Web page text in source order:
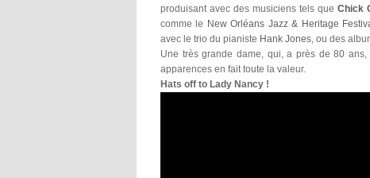
produisant avec des musiciens tels que Chick
comme le New Orléans Jazz & Heritage
avec le trio du pianiste Hank Jones, ou des
Une très grande dame, qui, a près de 80
apparences en fait toute la valeur.
Hats off to Lady Nancy !